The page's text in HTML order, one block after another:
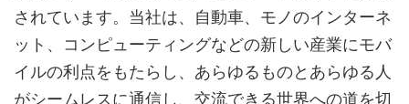
されています。当社は、自動車、モノのインターネ
ット、コンピューティングなどの新しい産業にモバ
イルの利点をもたらし、あらゆるものとあらゆる人
がシームレスに通信し、交流できる世界への道を切